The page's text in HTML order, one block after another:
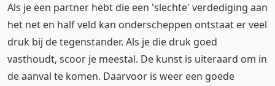
Als je een partner hebt die een 'slechte' verdediging aan
het net en half veld kan onderscheppen ontstaat er veel
druk bij de tegenstander. Als je die druk goed
vasthoudt, scoor je meestal. De kunst is uiteraard om in
de aanval te komen. Daarvoor is weer een goede